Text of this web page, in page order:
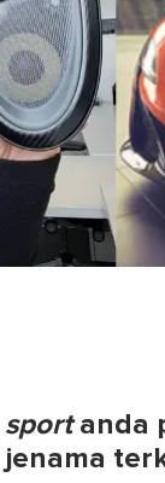
sportanda